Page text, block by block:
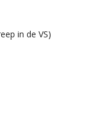
in de VS)